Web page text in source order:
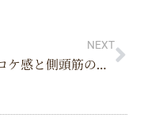
e
r
o
k
NEXT
顔のコケ感と側頭筋の関係とは？頬がこけて見える原因の可能性を解説